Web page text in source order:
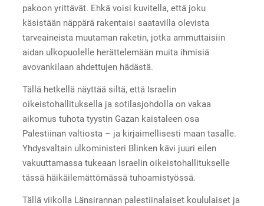
pakoon yrittävät. Ehkä voisi kuvitella, että joku
käsistään näppärä rakentaisi saatavilla olevista
tarveaineista muutaman raketin, jotka ammuttaisiin
aidan ulkopuolelle herättelemään muita ihmisiä
avovankilaan ahdettujen hädästä.
Tällä hetkellä näyttää siltä, että Israelin
oikeistohallituksella ja sotilasjohdolla on vakaa
aikomus tuhota tyystin Gazan kaistaleen osa
Palestiinan valtiosta – ja kirjaimellisesti maan tasalle.
Yhdysvaltain ulkoministeri Blinken kävi juuri eilen
vakuuttamassa tukeaan Israelin oikeistohallitukselle
tässä häikäilemättömässä tuhoamistyössä.
Tällä viikolla Länsirannan palestiinalaiset koululaiset ja